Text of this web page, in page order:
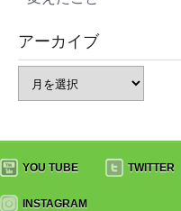
アーカイブ
YOU TUBE TWITTER
INSTAGRAM